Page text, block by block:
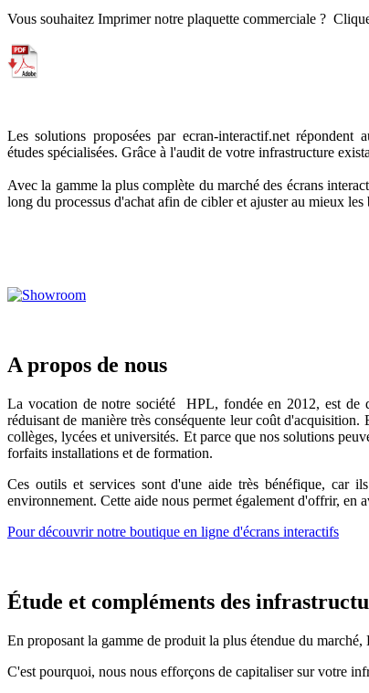
Vous souhaitez Imprimer notre plaquette commerciale ?
Les solutions proposées par ecran-interactif.net
études spécialisées. Grâce à l'audit de votre infrastructure
Avec la gamme la plus complète du marché des écrans
long du processus d'achat afin de cibler et ajuster au mieux les
A propos de nous
La vocation de notre société HPL, fondée en 2012, est de
réduisant de manière très conséquente leur coût
collèges, lycées et universités. Et parce que nos solutions
forfaits installations et de formation.
Ces outils et services sont d'une aide très bénéfique, car
environnement. Cette aide nous permet également d'offrir, en
Pour découvrir notre boutique en ligne d'écrans interactifs
Étude et compléments des
En proposant la gamme de produit la plus étendue du
C'est pourquoi, nous nous efforçons de capitaliser sur votre